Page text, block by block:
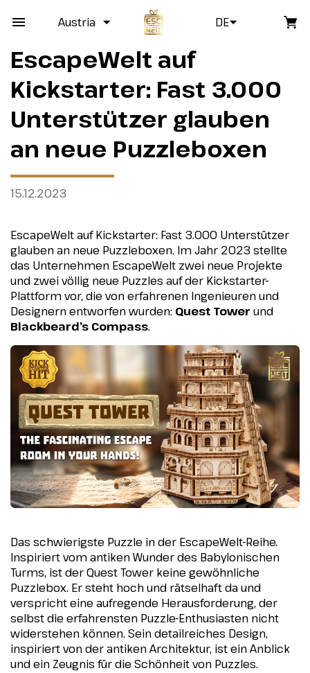
Austria DE
EscapeWelt auf
Kickstarter: Fast 3.000
Unterstützer glauben
an neue Puzzleboxen
15.12.2023
EscapeWelt auf Kickstarter: Fast 3.000 Unterstützer
glauben an neue Puzzleboxen. Im Jahr 2023 stellte
das Unternehmen EscapeWelt zwei neue Projekte
und zwei völlig neue Puzzles auf der Kickstarter-
Plattform vor, die von erfahrenen Ingenieuren und
Designern entworfen wurden: Quest Tower und
Blackbeard’s Compass.
Das schwierigste Puzzle in der EscapeWelt-Reihe.
Inspiriert vom antiken Wunder des Babylonischen
Turms, ist der Quest Tower keine gewöhnliche
Puzzlebox. Er steht hoch und rätselhaft da und
verspricht eine aufregende Herausforderung, der
selbst die erfahrensten Puzzle-Enthusiasten nicht
widerstehen können. Sein detailreiches Design,
inspiriert von der antiken Architektur, ist ein Anblick
und ein Zeugnis für die Schönheit von Puzzles.